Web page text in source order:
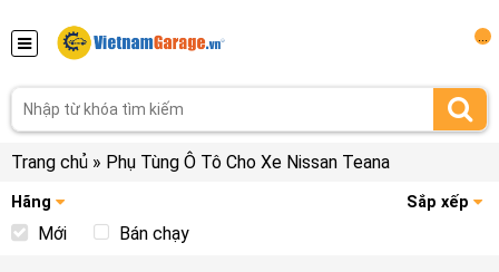
Trang chủ » Phụ Tùng Ô Tô Cho Xe Nissan Teana
Hãng Sắp xếp
Mới Bán chạy